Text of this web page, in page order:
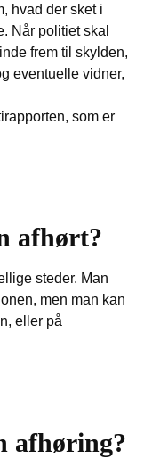
hvad der sket i
Når politiet skal
frem til skylden,
eventuelle vidner,
som er
afhørt?
steder. Man
men man kan
eller på
afhøring?